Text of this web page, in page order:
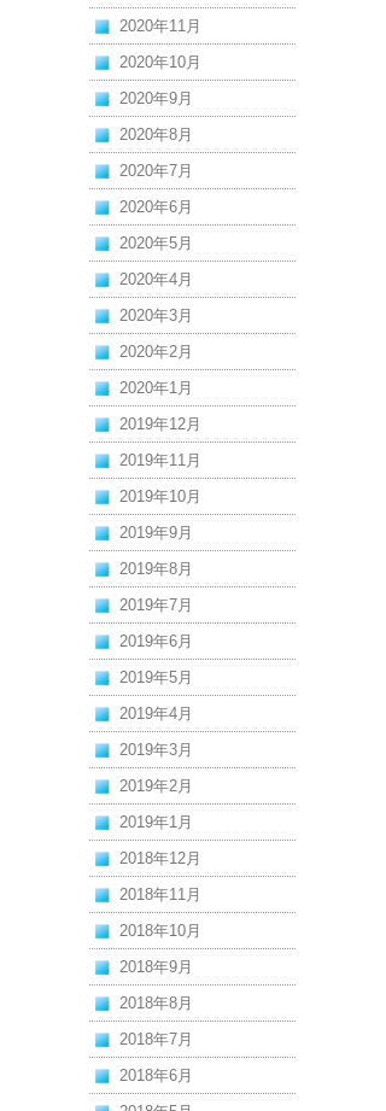
2020年11月
2020年10月
2020年9月
2020年8月
2020年7月
2020年6月
2020年5月
2020年4月
2020年3月
2020年2月
2020年1月
2019年12月
2019年11月
2019年10月
2019年9月
2019年8月
2019年7月
2019年6月
2019年5月
2019年4月
2019年3月
2019年2月
2019年1月
2018年12月
2018年11月
2018年10月
2018年9月
2018年8月
2018年7月
2018年6月